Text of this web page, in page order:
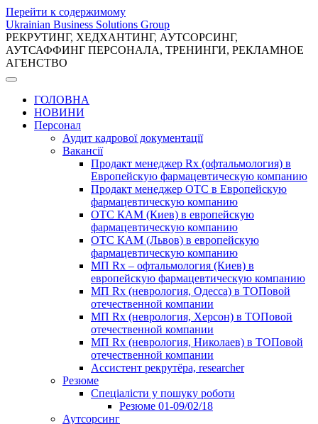
Перейти к содержимому
Ukrainian Business Solutions Group
РЕКРУТИНГ, ХЕДХАНТИНГ, АУТСОРСИНГ,
АУТСАФФИНГ ПЕРСОНАЛА, ТРЕНИНГИ, РЕКЛАМНОЕ
АГЕНСТВО
ГОЛОВНА
НОВИНИ
Персонал
Аудит кадрової документації
Вакансії
Продакт менеджер Rx (офтальмология) в
Европейскую фармацевтическую компанию
Продакт менеджер ОТС в Европейскую
фармацевтическую компанию
ОТС КАМ (Киев) в европейскую
фармацевтическую компанию
ОТС КАМ (Львов) в европейскую
фармацевтическую компанию
МП Rx – офтальмология (Киев) в
европейскую фармацевтическую компанию
МП Rx (неврология, Одесса) в ТОПовой
отечественной компании
МП Rx (неврология, Херсон) в ТОПовой
отечественной компании
МП Rx (неврология, Николаев) в ТОПовой
отечественной компании
Ассистент рекрутёра, researcher
Резюме
Cпеціалісти у пошуку роботи
Резюме 01-09/02/18
Аутсорсинг